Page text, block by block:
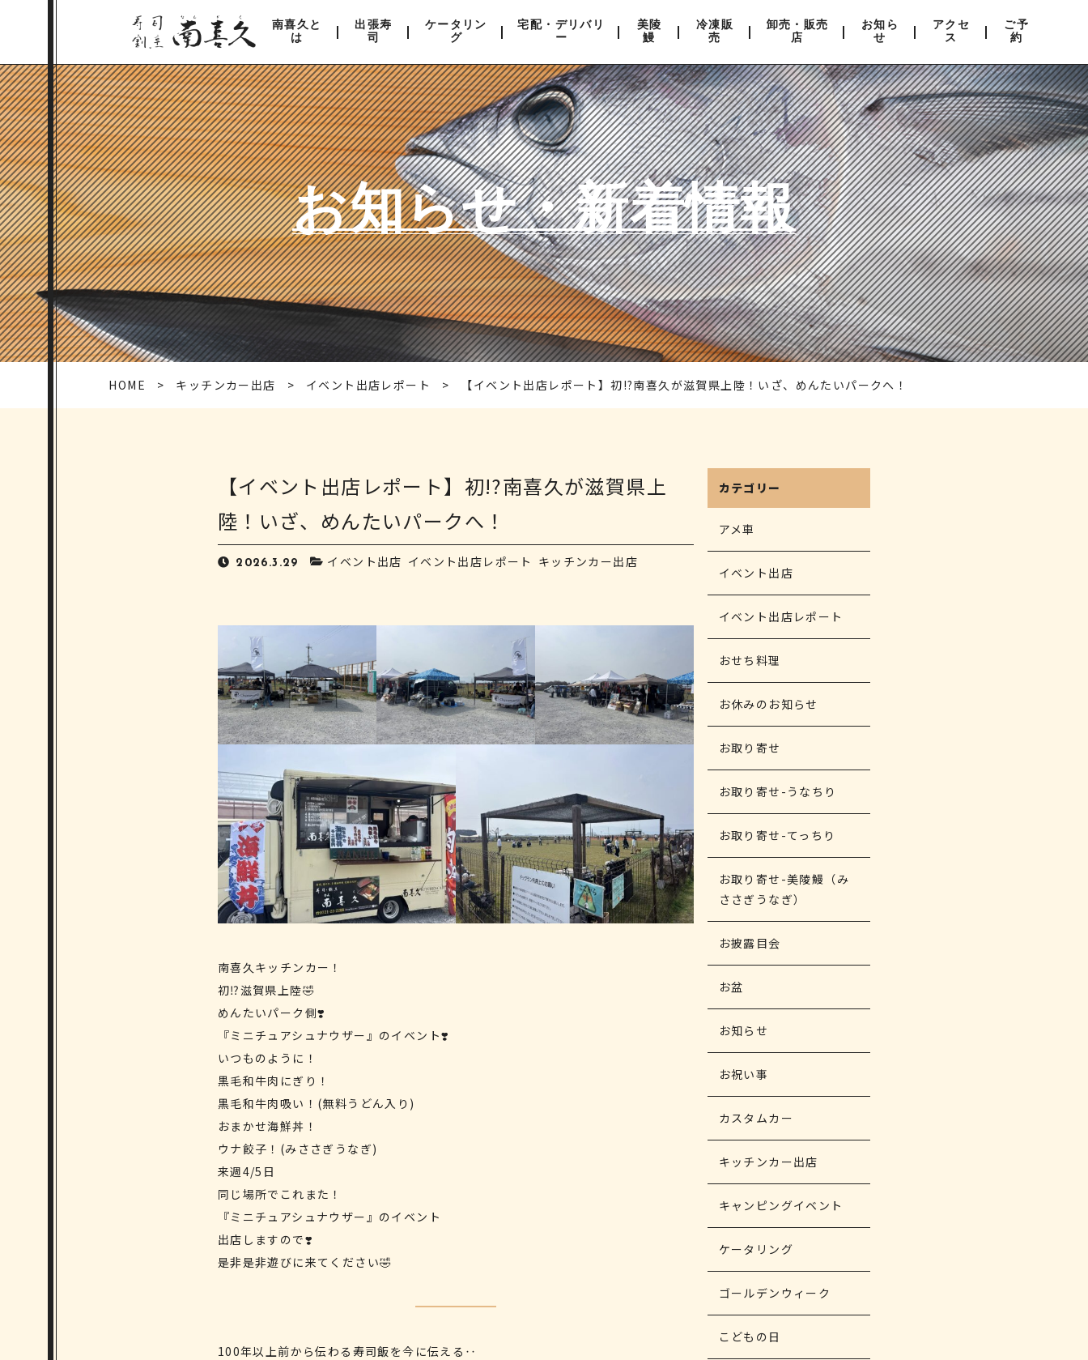
南喜久と
は
出張寿
司
ケータリン
グ
宅配・デリバリ
ー
美陵
鰻
冷凍販
売
卸売・販売
店
お知ら
せ
アクセ
ス
ご予
約
お知らせ・新着情報
HOME キッチンカー出店 イベント出店レポート 【イベント出店レポート】初!?南喜久が滋賀県上陸！いざ、めんたいパークへ！
【イベント出店レポート】初!?南喜久が滋賀県上
陸！いざ、めんたいパークへ！
2026.3.29 イベント出店 イベント出店レポート キッチンカー出店
南喜久キッチンカー！
初⁉️滋賀県上陸🤣
めんたいパーク側❣️
『ミニチュアシュナウザー』のイベント❣️
いつものように！
黒毛和牛肉にぎり！
黒毛和牛肉吸い！(無料うどん入り)
おまかせ海鮮丼！
ウナ餃子！(みささぎうなぎ)
来週4/5日
同じ場所でこれまた！
『ミニチュアシュナウザー』のイベント
出店しますので❣️
是非是非遊びに来てください🤣
100年以上前から伝わる寿司飯を今に伝える‥
カテゴリー
アメ車
イベント出店
イベント出店レポート
おせち料理
お休みのお知らせ
お取り寄せ
お取り寄せ-うなちり
お取り寄せ-てっちり
お取り寄せ-美陵鰻（み
ささぎうなぎ）
お披露目会
お盆
お知らせ
お祝い事
カスタムカー
キッチンカー出店
キャンピングイベント
ケータリング
ゴールデンウィーク
こどもの日